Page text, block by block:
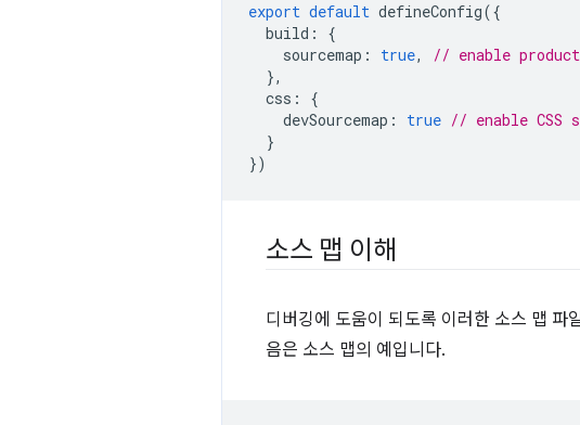
export default defineConfig({
build :
{
sourcemap : true,
// enable
},
css :
{
devSourcemap : true // enable CSS
}
})
소스 맵 이해
디버깅에 도움이 되도록 이러한 소스 맵 파
음은 소스 맵의 예입니다.